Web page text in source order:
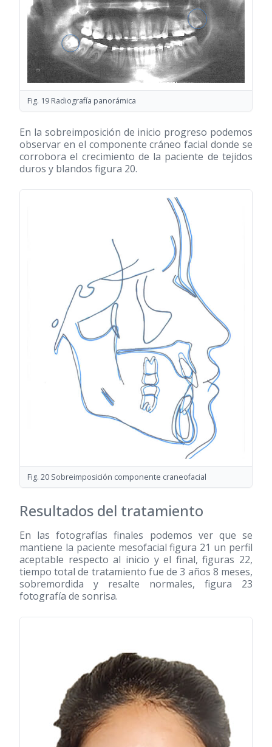
Fig. 19 Radiografía panorámica
En la sobreimposición de inicio progreso podemos
observar en el componente cráneo facial donde se
corrobora el crecimiento de la paciente de tejidos
duros y blandos figura 20.
Fig. 20 Sobreimposición componente craneofacial
Resultados del tratamiento
En las fotografías finales podemos ver que se
mantiene la paciente mesofacial figura 21 un perfil
aceptable respecto al inicio y el final, figuras 22,
tiempo total de tratamiento fue de 3 años 8 meses,
sobremordida y resalte normales, figura 23
fotografía de sonrisa.